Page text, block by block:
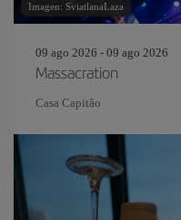
Imagen: SviatlanaLaza
09 ago 2026 - 09 ago 2026
Massacration
Casa Capitão